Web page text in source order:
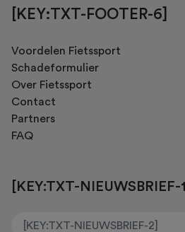
[KEY:TXT-FOOTER-6]
Voordelen Fietssport
Schadeformulier
Over Fietssport
Contact
Partners
FAQ
[KEY:TXT-NIEUWSBRIEF-1]